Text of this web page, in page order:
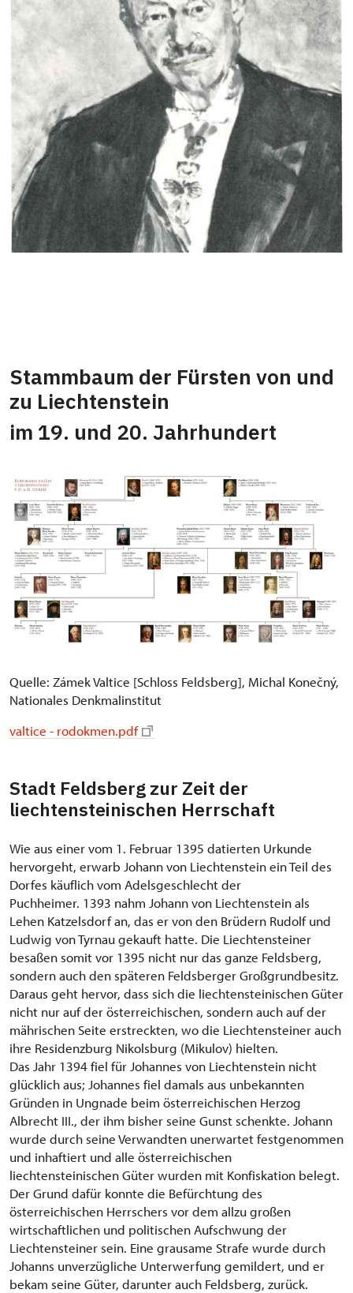
Stammbaum der Fürsten von und
zu Liechtenstein
im 19. und 20. Jahrhundert
Quelle: Zámek Valtice [Schloss Feldsberg], Michal Konečný,
Nationales Denkmalinstitut
valtice - rodokmen.pdf
Stadt Feldsberg zur Zeit der
liechtensteinischen Herrschaft
Wie aus einer vom 1. Februar 1395 datierten Urkunde
hervorgeht, erwarb Johann von Liechtenstein ein Teil des
Dorfes käuflich vom Adelsgeschlecht der
Puchheimer. 1393 nahm Johann von Liechtenstein als
Lehen Katzelsdorf an, das er von den Brüdern Rudolf und
Ludwig von Tyrnau gekauft hatte. Die Liechtensteiner
besaßen somit vor 1395 nicht nur das ganze Feldsberg,
sondern auch den späteren Feldsberger Großgrundbesitz.
Daraus geht hervor, dass sich die liechtensteinischen Güter
nicht nur auf der österreichischen, sondern auch auf der
mährischen Seite erstreckten, wo die Liechtensteiner auch
ihre Residenzburg Nikolsburg (Mikulov) hielten.
Das Jahr 1394 fiel für Johannes von Liechtenstein nicht
glücklich aus; Johannes fiel damals aus unbekannten
Gründen in Ungnade beim österreichischen Herzog
Albrecht III., der ihm bisher seine Gunst schenkte. Johann
wurde durch seine Verwandten unerwartet festgenommen
und inhaftiert und alle österreichischen
liechtensteinischen Güter wurden mit Konfiskation belegt.
Der Grund dafür konnte die Befürchtung des
österreichischen Herrschers vor dem allzu großen
wirtschaftlichen und politischen Aufschwung der
Liechtensteiner sein. Eine grausame Strafe wurde durch
Johanns unverzügliche Unterwerfung gemildert, und er
bekam seine Güter, darunter auch Feldsberg, zurück.